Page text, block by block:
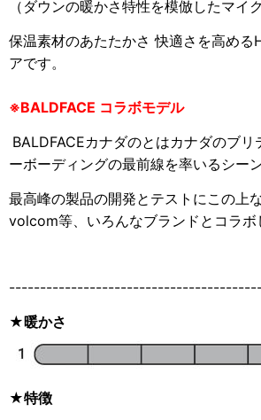
（ ダウンの暖かさ特性を模倣したマイ
保温素材のあたたかさ 快適さ を高め
アです。
※BALDFACE コラボモデル
BALDFACEカナダのとはカナダのブ
ーボーディングの最前線を率いるシー
最高峰の製品の開発とテストにこの上
volcom等、いろんなブランドとコラボ
★暖かさ
★特徴